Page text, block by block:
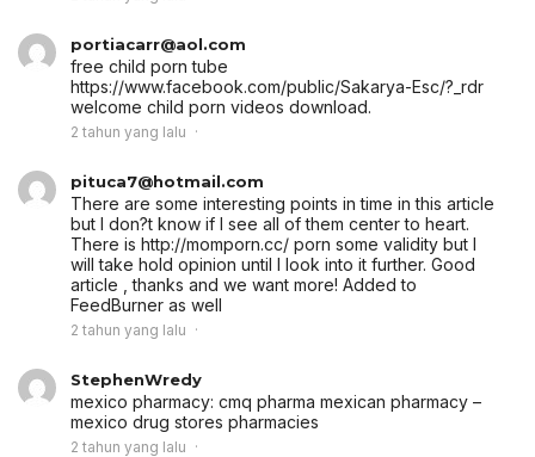
portiacarr@aol.com
free child porn tube
https://www.facebook.com/public/Sakarya-Esc/?_rdr
welcome child porn videos download.
2 tahun yang lalu
pituca7@hotmail.com
There are some interesting points in time in this article
but I don?t know if I see all of them center to heart.
There is http://momporn.cc/ porn some validity but I
will take hold opinion until I look into it further. Good
article , thanks and we want more! Added to
FeedBurner as well
2 tahun yang lalu
StephenWredy
mexico pharmacy: cmq pharma mexican pharmacy –
mexico drug stores pharmacies
2 tahun yang lalu